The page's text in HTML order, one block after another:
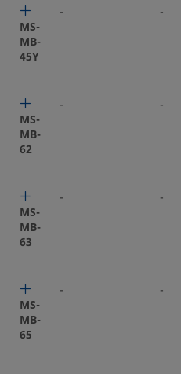
MS-
MB-
45Y
- -
MS-
MB-
62
- -
MS-
MB-
63
- -
MS-
MB-
65
- -